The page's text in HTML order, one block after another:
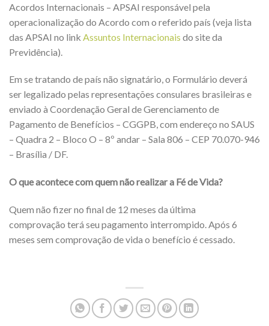
Acordos Internacionais – APSAI responsável pela
operacionalização do Acordo com o referido país (veja lista
das APSAI no link Assuntos Internacionais do site da
Previdência).
Em se tratando de país não signatário, o Formulário deverá
ser legalizado pelas representações consulares brasileiras e
enviado à Coordenação Geral de Gerenciamento de
Pagamento de Benefícios – CGGPB, com endereço no SAUS
– Quadra 2 – Bloco O – 8º andar – Sala 806 – CEP 70.070-946
– Brasília / DF.
O que acontece com quem não realizar a Fé de Vida?
Quem não fizer no final de 12 meses da última
comprovação terá seu pagamento interrompido. Após 6
meses sem comprovação de vida o benefício é cessado.